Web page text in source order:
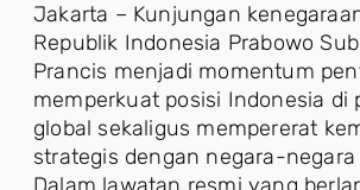
Jakarta – Kunjungan
Republik Indonesia Prabowo
Prancis menjadi momentum
memperkuat posisi Indonesia di
global sekaligus mempererat
strategis dengan negara-negara